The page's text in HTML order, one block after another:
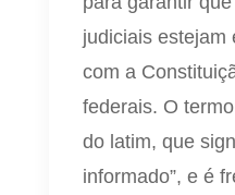
judiciais estejam
com a
federais. O
do latim, que
informado”, e é